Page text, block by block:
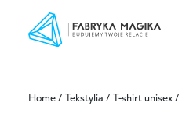
Home/Tekstylia /T-shirt unisex/